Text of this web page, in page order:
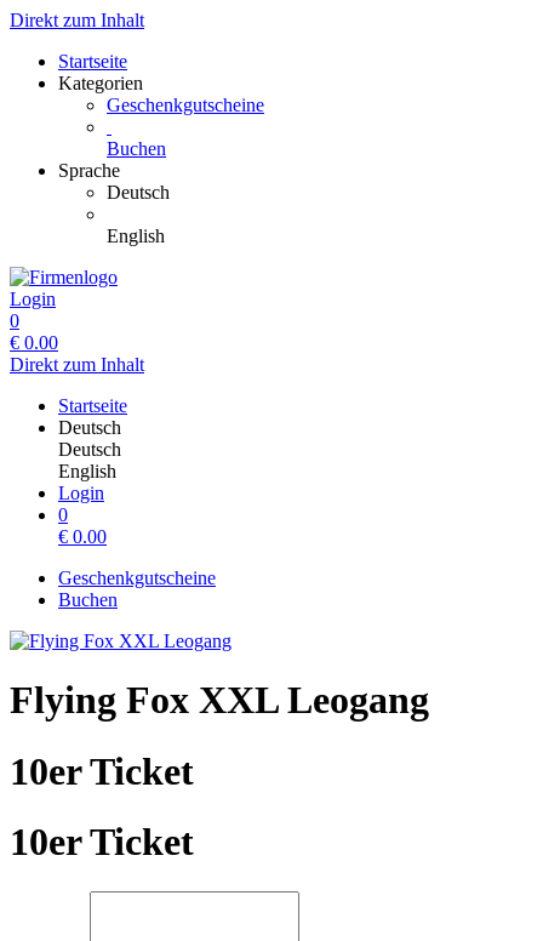
Direkt zum Inhalt
Startseite
Kategorien
Geschenkgutscheine
Buchen
Sprache
Deutsch
English
Login
0
€ 0.00
Direkt zum Inhalt
Startseite
Deutsch
Deutsch
English
Login
0
€ 0.00
Geschenkgutscheine
Buchen
Flying Fox XXL Leogang
10er Ticket
10er Ticket